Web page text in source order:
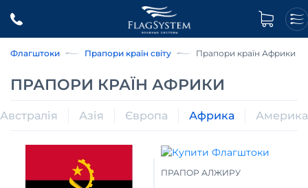
Флагштоки Прапори країн світу Прапори країн Африки
ПРАПОРИ КРАЇН АФРИКИ
Австралія Азія Європа Африка Америка
ПРАПОР АЛЖИРУ